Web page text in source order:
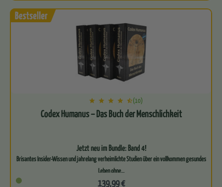
(10)
Codex Humanus – Das Buch der Menschlichkeit
Jetzt neu im Bundle: Band 4!
Brisantes Insider-Wissen und jahrelang verheimlichte Studien über ein vollkommen gesundes
Leben ohne…
139,99 €